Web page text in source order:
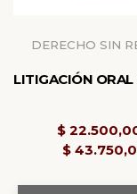
DERECHO SIN
$
$